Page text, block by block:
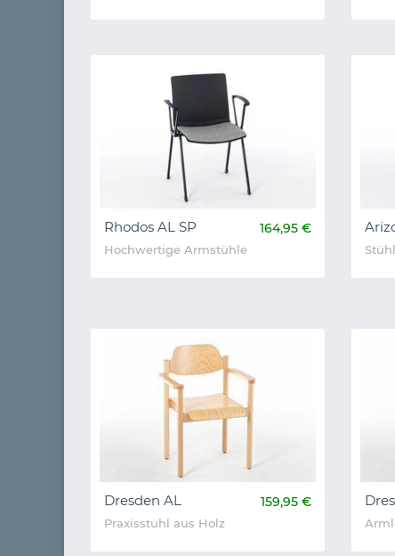
Rhodos AL SP 164,95 €
Hochwertige Armstühle
Dresden AL 159,95 €
Praxisstuhl aus Holz